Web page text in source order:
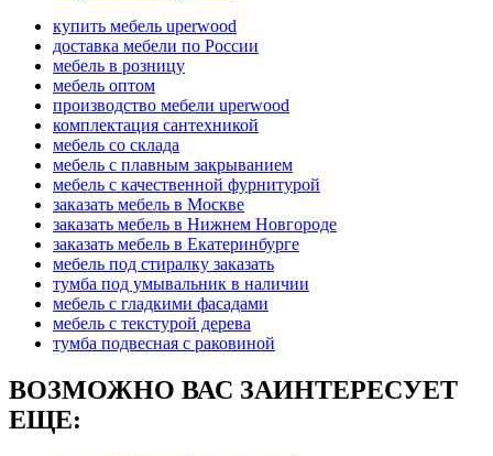
купить мебель uperwood
доставка мебели по России
мебель в розницу
мебель оптом
производство мебели uperwood
комплектация сантехникой
мебель со склада
мебель с плавным закрыванием
мебель с качественной фурнитурой
заказать мебель в Москве
заказать мебель в Нижнем Новгороде
заказать мебель в Екатеринбурге
мебель под стиралку заказать
тумба под умывальник в наличии
мебель с гладкими фасадами
мебель с текстурой дерева
тумба подвесная с раковиной
ВОЗМОЖНО ВАС ЗАИНТЕРЕСУЕТ
ЕЩЕ: